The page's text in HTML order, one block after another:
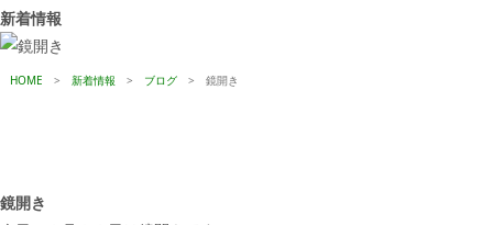
新着情報
HOME > 新着情報 > ブログ> 鏡開き
鏡開き